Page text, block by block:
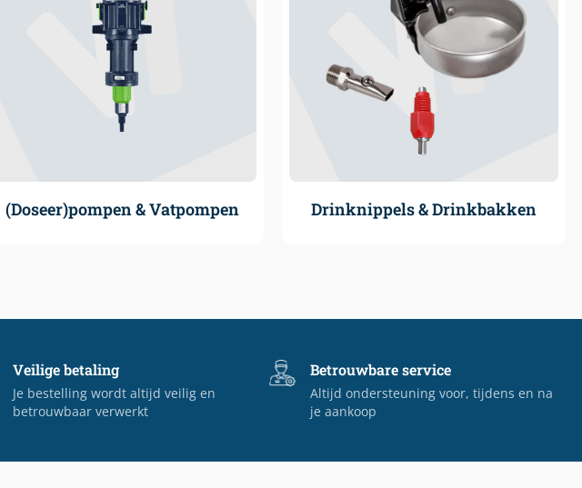
(Doseer)pompen & Vatpompen Drinknippels & Drinkbakken
Veilige betaling
Je bestelling wordt altijd veilig en
betrouwbaar verwerkt
Betrouwbare service
Altijd ondersteuning voor, tijdens en na
je aankoop